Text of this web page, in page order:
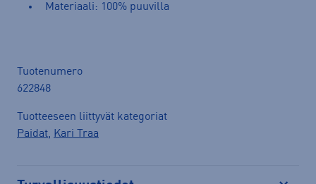
Materiaali: 100% puuvilla
Tuotenumero
622848
Tuotteeseen liittyvät kategoriat
Paidat, Kari Traa